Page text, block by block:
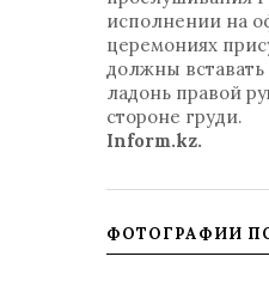
исполнении на
церемониях
должны
ладонь правой
стороне груди.
Inform.kz.
ФОТОГРАФИИ